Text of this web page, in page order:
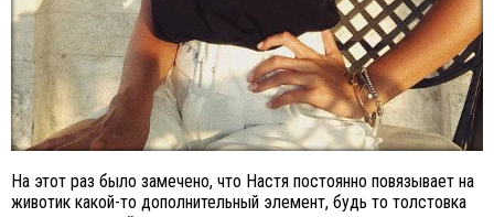
На этот раз было замечено, что Настя постоянно повязывает на
животик какой-то дополнительный элемент, будь то толстовка